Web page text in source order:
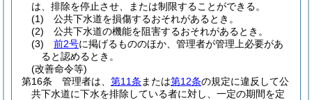
は、排除を停止させ、または制限することができる。
(1)
公共下水道を損傷するおそれがあるとき。
(2)
公共下水道の機能を阻害するおそれがあるとき。
(3)
前2号に掲げるもののほか、管理者が管理上必要があ
ると認めるとき。
(改善命令等)
第16条
管理者は、 第11条 または第12条の規定に違反して公
共下水道に下水を排除している者に対し、一定の期間を定